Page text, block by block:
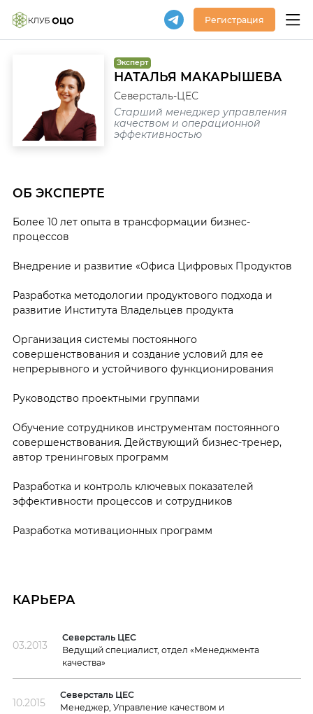
Регистрация
Эксперт
НАТАЛЬЯ МАКАРЫШЕВА
Северсталь-ЦЕС
Старший менеджер управления
качеством и операционной
эффективностью
ОБ ЭКСПЕРТЕ
Более 10 лет опыта в трансформации бизнес-
процессов
Внедрение и развитие «Офиса Цифровых Продуктов
Разработка методологии продуктового подхода и
развитие Института Владельцев продукта
Организация системы постоянного
совершенствования и создание условий для ее
непрерывного и устойчивого функционирования
Руководство проектными группами
Обучение сотрудников инструментам постоянного
совершенствования. Действующий бизнес-тренер,
автор тренинговых программ
Разработка и контроль ключевых показателей
эффективности процессов и сотрудников
Разработка мотивационных программ
КАРЬЕРА
03.2013
Северсталь ЦЕС
Ведущий специалист, отдел «Менеджмента
качества»
10.2015
Северсталь ЦЕС
Менеджер, Управление качеством и